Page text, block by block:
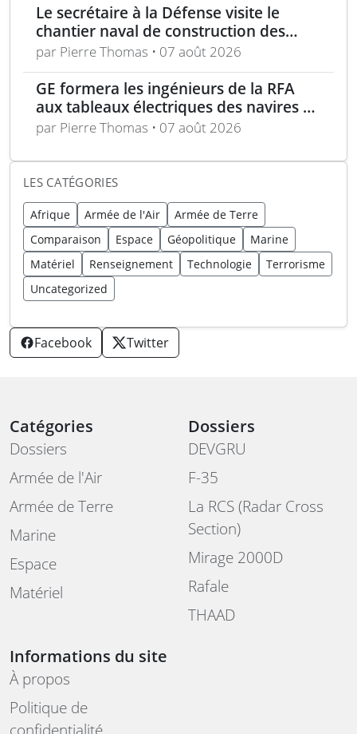
Le secrétaire à la Défense visite le
chantier naval de construction des
frégates Type 31 à Rosyth
par Pierre Thomas • 07 août 2026
GE formera les ingénieurs de la RFA
aux tableaux électriques des navires de
la classe Tide
par Pierre Thomas • 07 août 2026
LES CATÉGORIES
Afrique Armée de l'Air
Armée de Terre
Comparaison
Espace Géopolitique
Marine
Matériel
Renseignement Technologie
Terrorisme
Uncategorized
Facebook Twitter
Catégories
Dossiers
Armée de l'Air
Armée de Terre
Marine
Espace
Matériel
Dossiers
DEVGRU
F-35
La RCS (Radar Cross
Section)
Mirage 2000D
Rafale
THAAD
Informations du site
À propos
Politique de
confidentialité